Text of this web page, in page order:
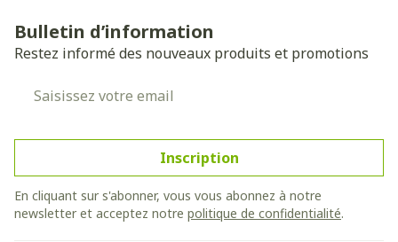
Bulletin d’information
Restez informé des nouveaux produits et promotions
Inscription
En cliquant sur s'abonner, vous vous abonnez à notre
newsletter et acceptez notre politique de confidentialité.